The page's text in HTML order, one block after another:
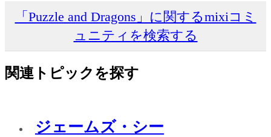
「Puzzle and Dragons」に関するmixiコミ
ュニティを検索する
関連トピックを探す
ジェームズ・シー